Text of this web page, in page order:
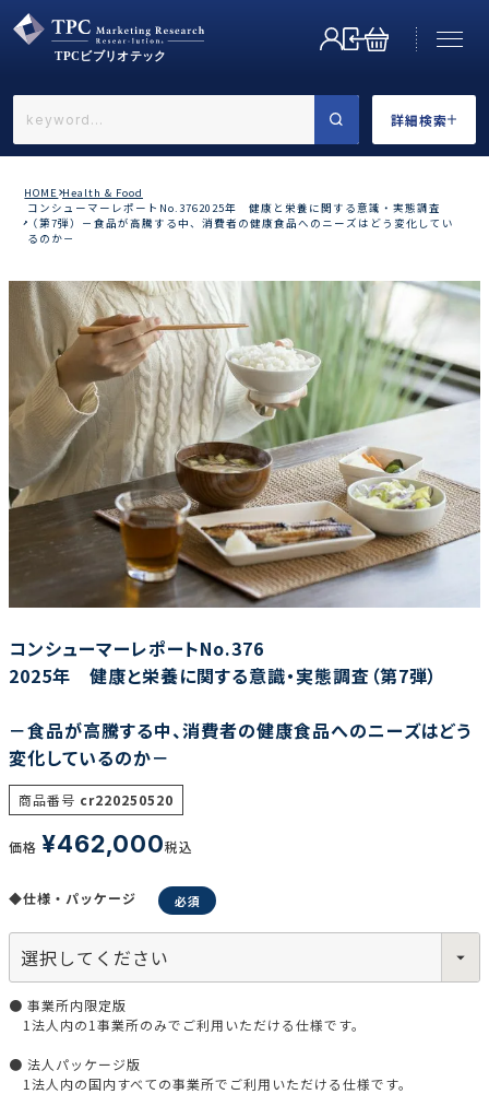
詳細検索
←戻る
業界で選ぶ
カテゴリで選ぶ
調査の種類で選ぶ
リセット 検索する
HOME Health & Food
コンシューマーレポートNo.3762025年 健康と栄養に関する意識・実態調査
（第7弾）－食品が高騰する中、消費者の健康食品へのニーズはどう変化してい
るのか－
コンシューマーレポートNo.376
2025年 健康と栄養に関する意識・実態調査（第7弾）
－食品が高騰する中、消費者の健康食品へのニーズはどう
変化しているのか－
商品番号 cr220250520
価格 ¥462,000税込
◆仕様・パッケージ
● 事業所内限定版
1法人内の1事業所のみでご利用いただける仕様です。
● 法人パッケージ版
1法人内の国内すべての事業所でご利用いただける仕様です。